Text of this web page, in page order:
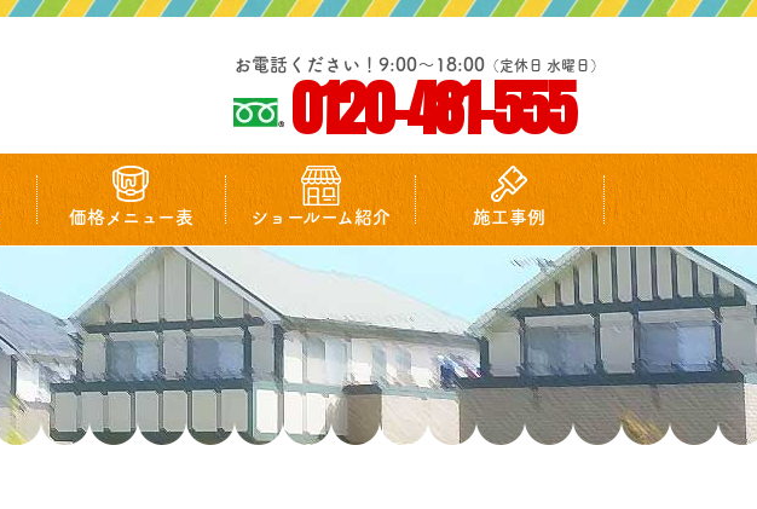
お電話ください！9:00～18:00 （定休日 水曜日）
0120-481-555
価格メニュー表 ショールーム紹介 施工事例